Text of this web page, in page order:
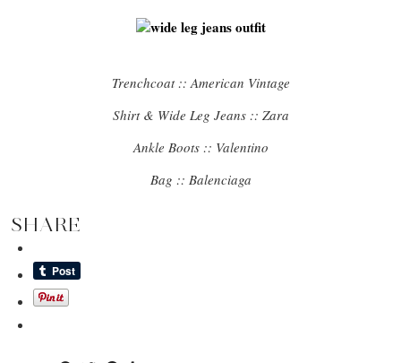
Trenchcoat :: American Vintage
Shirt & Wide Leg Jeans :: Zara
Ankle Boots :: Valentino
Bag :: Balenciaga
SHARE